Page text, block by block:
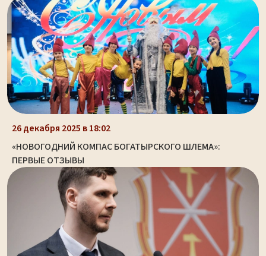
26 декабря 2025 в 18:02
«НОВОГОДНИЙ КОМПАС БОГАТЫРСКОГО ШЛЕМА»:
ПЕРВЫЕ ОТЗЫВЫ